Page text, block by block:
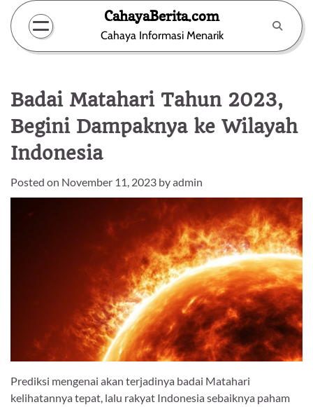
Skip
content
CahayaBerita.com
Cahaya Informasi Menarik
Badai Matahari Tahun 2023,
Begini Dampaknya ke Wilayah
Indonesia
Posted on November 11, 2023 byadmin
Prediksi mengenai akan terjadinya badai Matahari
kelihatannya tepat, lalu rakyat Indonesia sebaiknya paham